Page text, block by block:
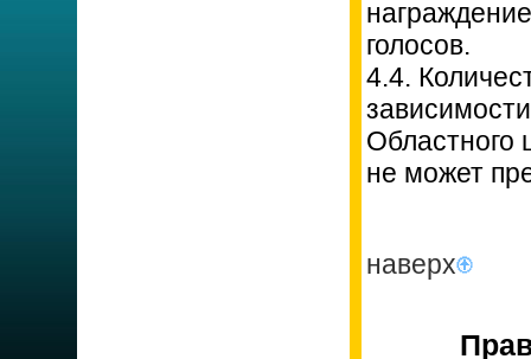
голосов.
4.4.
Областного
не может
наверх